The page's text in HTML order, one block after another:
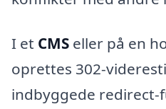
I et CMS eller på en
oprettes 302-
indbyggede